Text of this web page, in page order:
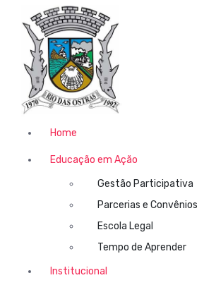
Home
Educação em Ação
Gestão Participativa
Parcerias e Convênios
Escola Legal
Tempo de Aprender
Institucional